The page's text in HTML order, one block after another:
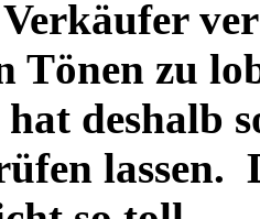
Tönen zu
deshalb
lassen.